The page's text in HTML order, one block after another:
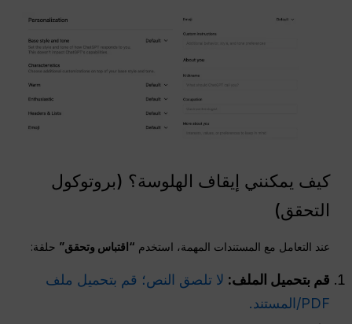
كيف يمكنني إيقاف الهلوسة؟ (بروتوكول
التحقق)
عند التعامل مع المستندات المهمة، استخدم “اقتباس وتحقق” حلقة:
قم بتحميل الملف: لا تلصق النص؛ قم بتحميل ملف
PDF/المستند.